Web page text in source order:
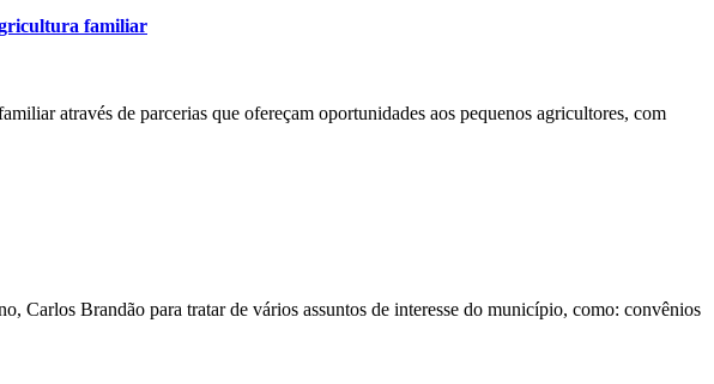
familiar
através de parcerias que ofereçam oportunidades aos pequenos agricultores, com
Carlos Brandão para tratar de vários assuntos de interesse do município, como: convênios